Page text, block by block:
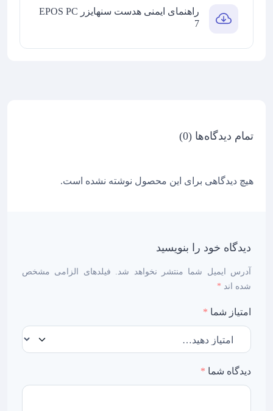
راهنمای ایمنی هدست سنهایزر EPOS PC
7
تمام دیدگاه‌ها (0)
هیچ دیدگاهی برای این محصول نوشته نشده است.
دیدگاه خود را بنویسید
آدرس ایمیل شما منتشر نخواهد شد. فیلدهای الزامی مشخص
شده اند *
امتیاز شما *
دیدگاه شما *